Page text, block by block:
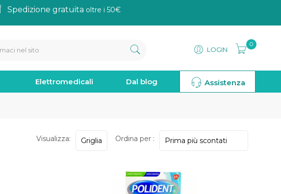
Spedizione gratuita oltre i 50€
LOGIN
0
Elettromedicali Dal blog Assistenza
Visualizza: Ordina per :